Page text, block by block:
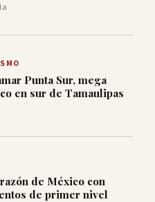
Punta Sur, mega
en sur de Tamaulipas
de México con
de primer nivel